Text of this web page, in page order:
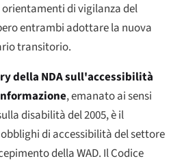
di vigilanza del
entrambi adottare la nuova
transitorio.
della NDA sull'accessibilità
, emanato ai sensi
disabilità del 2005, è il
di accessibilità del settore
della WAD. Il Codice